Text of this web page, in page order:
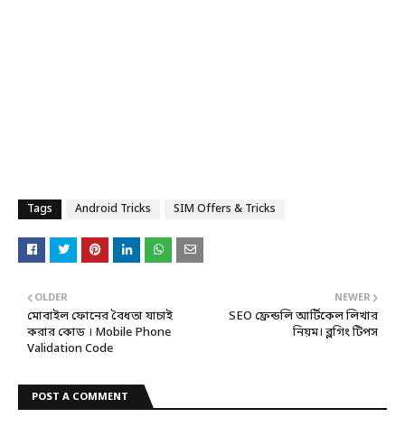
Tags Android Tricks SIM Offers & Tricks
NEWER
SEO ফ্রেন্ডলি আর্টিকেল লিখার
নিয়ম। ব্লগিং টিপস
OLDER
মোবাইল ফোনের বৈধতা যাচাই
করার কোড । Mobile Phone
Validation Code
POST A COMMENT